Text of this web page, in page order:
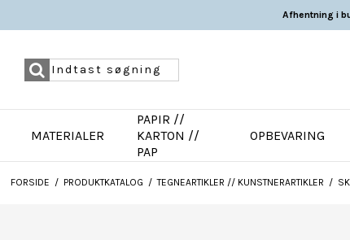
Afhentning i
MATERIALER
PAPIR //
KARTON //
PAP
OPBEVARING
FORSIDE / PRODUKTKATALOG / TEGNEARTIKLER // KUNSTNERARTIKLER /